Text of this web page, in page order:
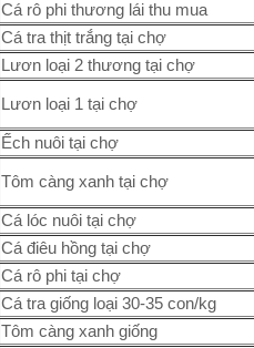
Cá rô phi thương lái thu mua
Cá tra thịt trắng tại chợ
Lươn loại 2 thương tại chợ
Lươn loại 1 tại chợ
Ếch nuôi tại chợ
Tôm càng xanh tại chợ
Cá lóc nuôi tại chợ
Cá điêu hồng tại chợ
Cá rô phi tại chợ
Cá tra giống loại 30-35 con/kg
Tôm càng xanh giống